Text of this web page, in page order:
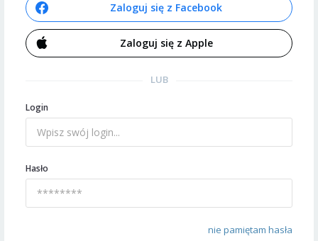
Zaloguj się z Facebook
Zaloguj się z Apple
LUB
Login
Hasło
nie pamiętam hasła